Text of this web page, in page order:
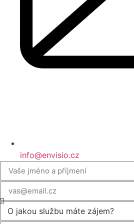
info@envisio.cz